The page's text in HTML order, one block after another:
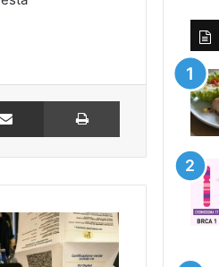
Partilhar via Email Imprimir